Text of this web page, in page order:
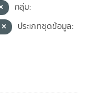
กลุ่ม:
ประเภทชุดข้อมูล: